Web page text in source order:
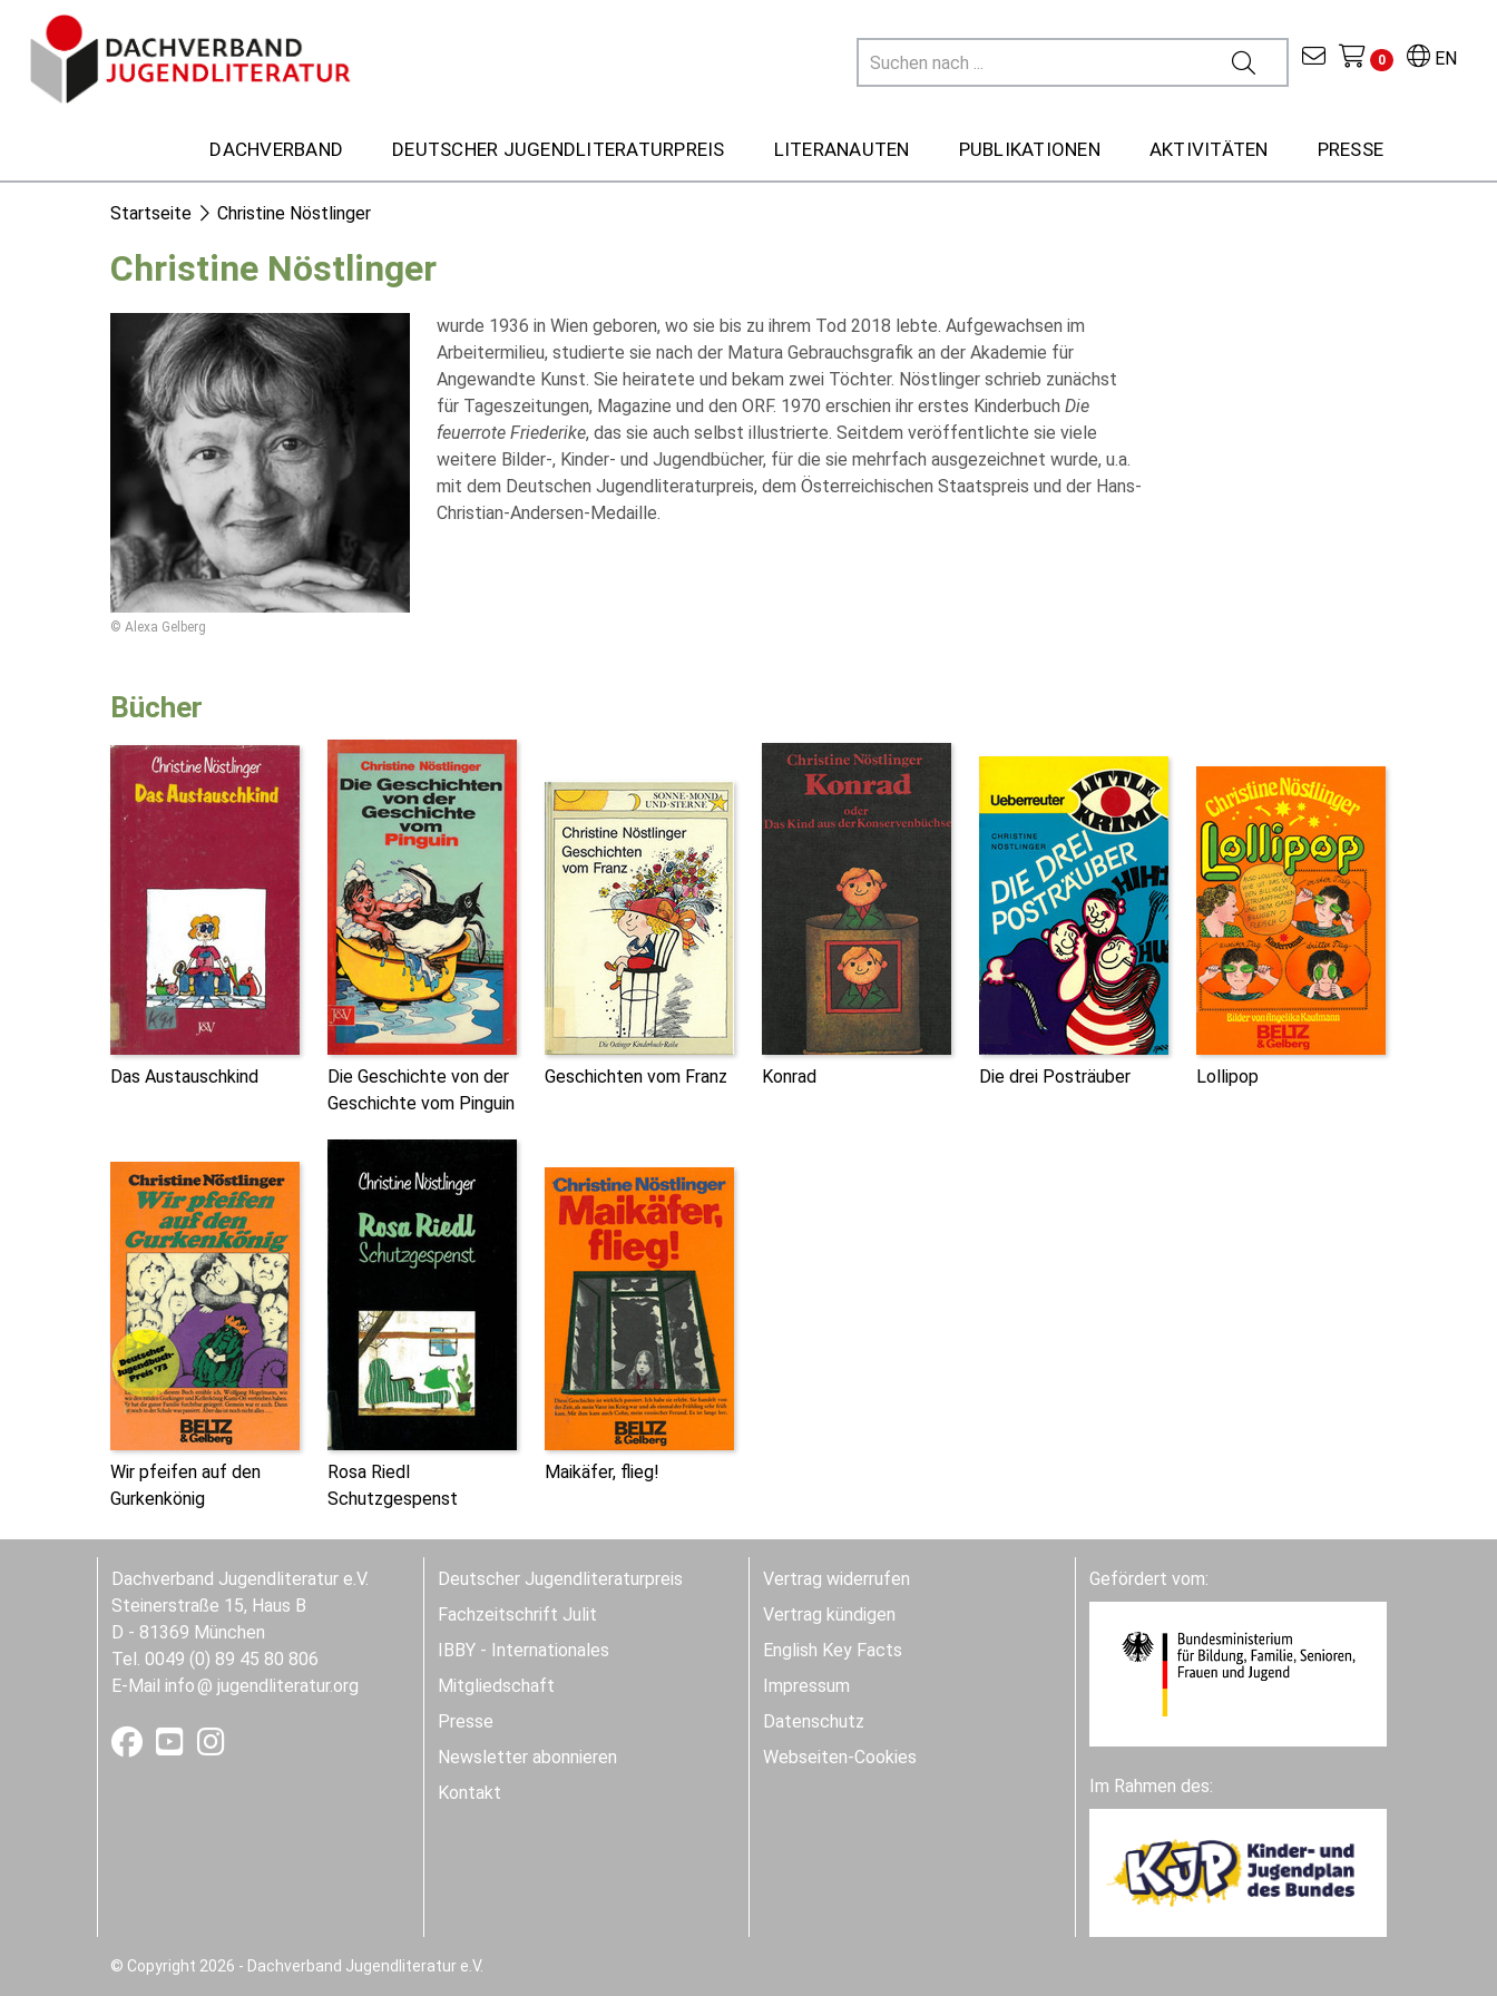
EN
0
DACHVERBAND DEUTSCHER JUGENDLITERATURPREIS LITERANAUTEN PUBLIKATIONEN AKTIVITÄTEN PRESSE
Startseite Christine Nöstlinger
Christine Nöstlinger
© Alexa Gelberg
wurde 1936 in Wien geboren, wo sie bis zu ihrem Tod 2018 lebte. Aufgewachsen im
Arbeitermilieu, studierte sie nach der Matura Gebrauchsgrafik an der Akademie für
Angewandte Kunst. Sie heiratete und bekam zwei Töchter. Nöstlinger schrieb zunächst
für Tageszeitungen, Magazine und den ORF. 1970 erschien ihr erstes Kinderbuch Die
feuerrote Friederike, das sie auch selbst illustrierte. Seitdem veröffentlichte sie viele
weitere Bilder-, Kinder- und Jugendbücher, für die sie mehrfach ausgezeichnet wurde, u.a.
mit dem Deutschen Jugendliteraturpreis, dem Österreichischen Staatspreis und der Hans-
Christian-Andersen-Medaille.
Bücher
Das Austauschkind
Die Geschichte von der
Geschichte vom Pinguin
Geschichten vom Franz Konrad Die drei Posträuber Lollipop
Wir pfeifen auf den
Gurkenkönig
Rosa Riedl
Schutzgespenst
Maikäfer, flieg!
Dachverband Jugendliteratur e.V.
Steinerstraße 15, Haus B
D - 81369 München
Tel. 0049 (0) 89 45 80 806
E-Mail info jugendliteratur.org
Deutscher Jugendliteraturpreis
Fachzeitschrift Julit
IBBY - Internationales
Mitgliedschaft
Presse
Newsletter abonnieren
Kontakt
Vertrag widerrufen
Vertrag kündigen
English Key Facts
Impressum
Datenschutz
Webseiten-Cookies
Gefördert vom:
Im Rahmen des:
© Copyright 2026 - Dachverband Jugendliteratur e.V.